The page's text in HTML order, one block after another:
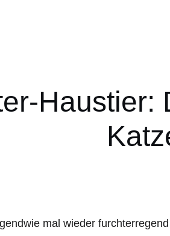
Haustier:
mal wieder